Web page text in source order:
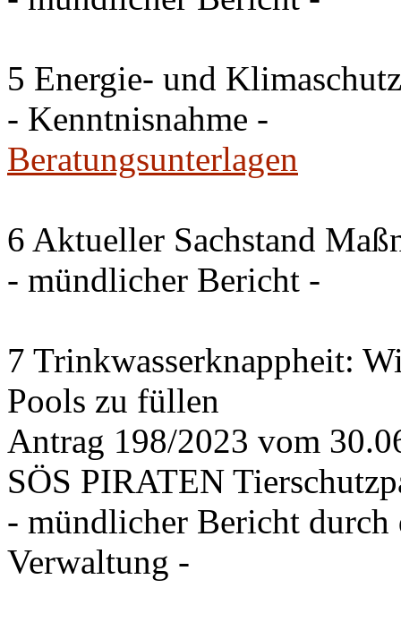
5 Energie- und
- Kenntnisnahme -
Beratungsunterlagen
6 Aktueller Sachstand
- mündlicher Bericht -
7 Trinkwasserknappheit:
Pools zu füllen
Antrag 198/2023 vom
SÖS PIRATEN
- mündlicher Bericht
Verwaltung -